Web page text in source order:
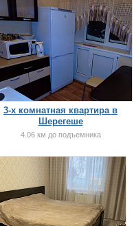
3-х комнатная квартира в
Шерегеше
4.06 км до подъемника